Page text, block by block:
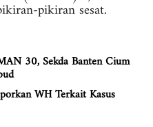
pikiran sesat.
30, Sekda Banten Cium
WH Terkait Kasus